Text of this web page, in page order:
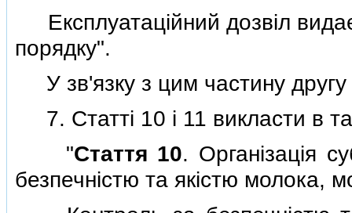
Експлуатацiйний дозвiл
порядку".
У зв'язку з цим частину
7. Статтi 10 i 11 викласти в
"Стаття 10. Органiзацiя
безпечнiстю та якiстю молока,